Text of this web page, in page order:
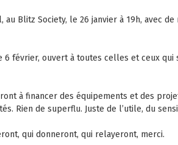
au Blitz Society, le 26 janvier à 19h, avec
6 février, ouvert à toutes celles et ceux qui
à financer des équipements et des
Rien de superflu. Juste de l’utile, du
qui donneront, qui relayeront, merci.